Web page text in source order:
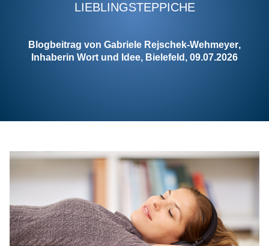
Reklamationen und
Blog
DE NL FR
LIEBLINGSTEPPICHE
Blogbeitrag von Gabriele Rejschek-Wehmeyer,
Inhaberin Wort und Idee, Bielefeld, 09.07.2026